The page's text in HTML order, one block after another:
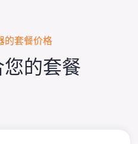
的套餐价格
的套餐